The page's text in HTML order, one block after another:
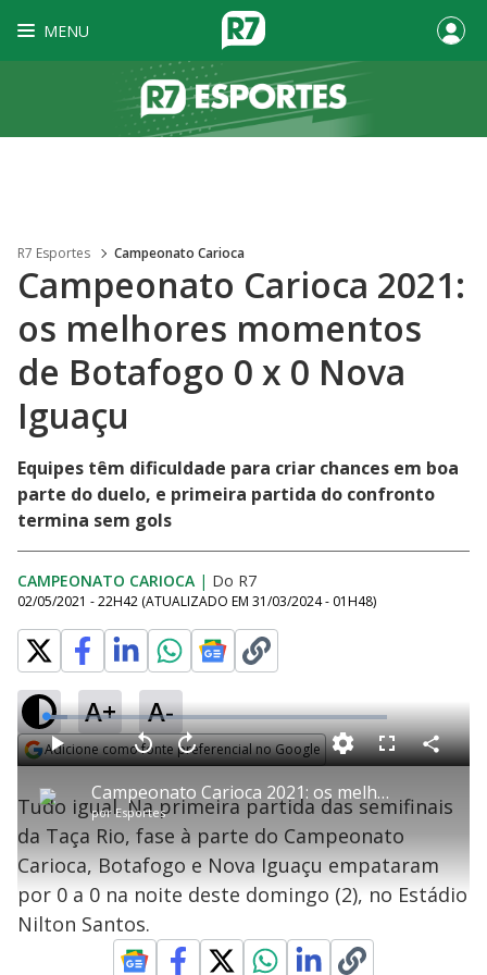
MENU
R7 Esportes Campeonato Carioca
Campeonato Carioca 2021:
os melhores momentos
de Botafogo 0 x 0 Nova
Iguaçu
Equipes têm dificuldade para criar chances em boa
parte do duelo, e primeira partida do confronto
termina sem gols
CAMPEONATO CARIOCA | Do R7
02/05/2021 - 22H42 (ATUALIZADO EM 31/03/2024 - 01H48)
A+ A-
Adicione como fonte preferencial no Google
P
l
a
Campeonato Carioca 2021: os melhores momentos de Botafogo 0 x 0 Nova Iguaçu
porEsportes
P V
t
a
r
0
e
g
n
d
s
A
a
n
ç
a
r
1
s
e
u
n
s
L
o
a
d
e
.
4
5
%
F
l
s
c
r
e
n
C
o
a
r
a
Tudo igual. Na primeira partida das semifinais
da Taça Rio, fase à parte do Campeonato
Carioca, Botafogo e Nova Iguaçu empataram
por 0 a 0 na noite deste domingo (2), no Estádio
Nilton Santos.